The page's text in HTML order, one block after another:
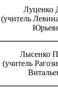
Луценко
(учитель
Лысенко
(учитель